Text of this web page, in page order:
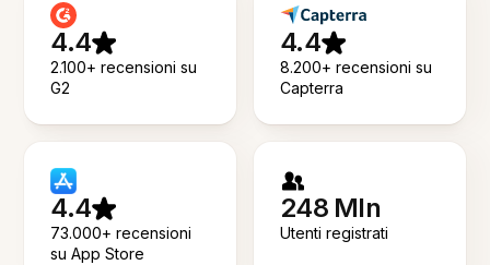
4.4
2.100+ recensioni su
G2
4.4
8.200+ recensioni su
Capterra
4.4
73.000+ recensioni
su App Store
248 Mln
Utenti registrati